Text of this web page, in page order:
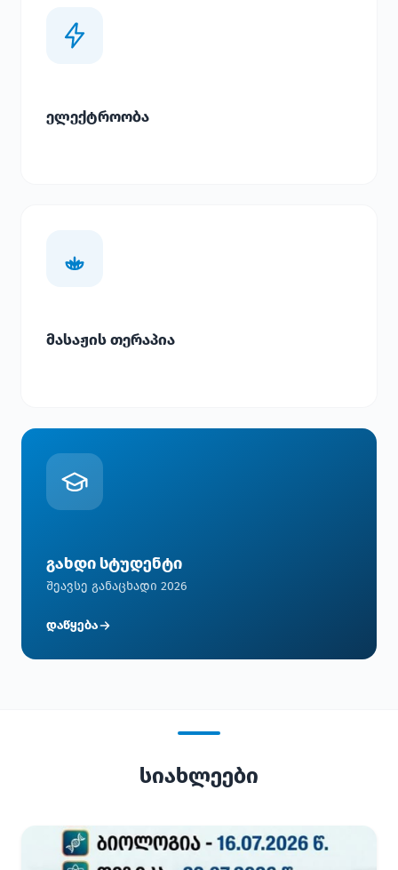
ელექტროობა
მასაჟის თერაპია
გახდი სტუდენტი
შეავსე განაცხადი 2026
დაწყება
სიახლეები